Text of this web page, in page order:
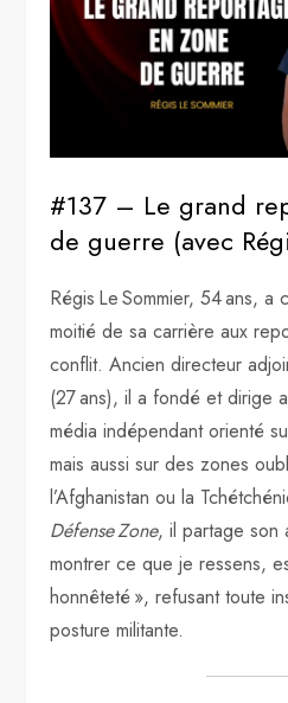
#137 – Le grand
de guerre (avec
Régis Le Sommier, 54 ans, a
moitié de sa carrière aux
conflit. Ancien directeur
(27 ans), il a fondé et dirige
média indépendant orienté
mais aussi sur des zones
l’Afghanistan ou la
Défense Zone, il partage son
montrer ce que je ressens,
honnêteté », refusant toute
posture militante.